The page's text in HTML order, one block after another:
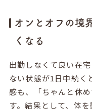
オンとオフの境
くなる
出勤しなくて良い在
ない状態が1日中続く
感も、「ちゃんと休
す。結果として、体